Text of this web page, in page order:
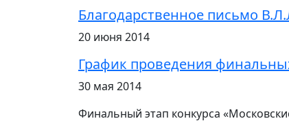
Благодарственное письмо
20 июня 2014
График проведения
30 мая 2014
Финальный этап конкурса «